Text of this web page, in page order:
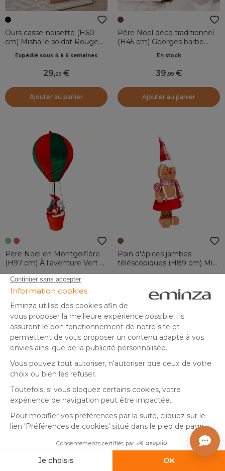
Ours casse-noisette (H60
cm) Misha le soldat Rouge
Expédié sous 4 à 6 semaines
29,99
Ajouter au panier
Père Noël déco traditionnel
(H45 cm) Georges barbe
En stock
39,99
Ajouter au panier
Père Noël en Montgolfière
(H97 cm) À l'aventure Vert et
rougeExpédié sous 4 à 6 semaines
29,99
Ajouter au panier
Pain d'épices jambes
téléscopiques (H89 cm) Miss
Noël Marron clair
19,99 24,99
Ajouter au panier